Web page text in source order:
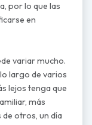
por lo que las
en
variar mucho.
largo de varios
lejos tenga que
más
de otros, un día